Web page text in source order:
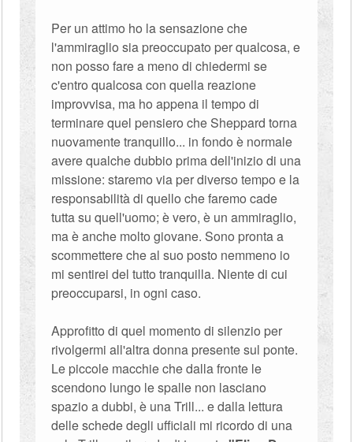
Per un attimo ho la sensazione che
l'ammiraglio sia preoccupato per qualcosa, e
non posso fare a meno di chiedermi se
c'entro qualcosa con quella reazione
improvvisa, ma ho appena il tempo di
terminare quel pensiero che Sheppard torna
nuovamente tranquillo... in fondo è normale
avere qualche dubbio prima dell'inizio di una
missione: staremo via per diverso tempo e la
responsabilità di quello che faremo cade
tutta su quell'uomo; è vero, è un ammiraglio,
ma è anche molto giovane. Sono pronta a
scommettere che al suo posto nemmeno io
mi sentirei del tutto tranquilla. Niente di cui
preoccuparsi, in ogni caso.
Approfitto di quel momento di silenzio per
rivolgermi all'altra donna presente sul ponte.
Le piccole macchie che dalla fronte le
scendono lungo le spalle non lasciano
spazio a dubbi, è una Trill... e dalla lettura
delle schede degli ufficiali mi ricordo di una